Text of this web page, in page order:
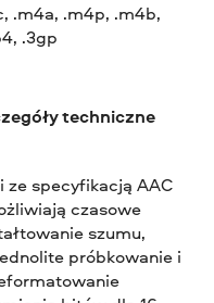
.m4a, .m4p, .m4b,
.3gp
techniczne
ze specyfikacją AAC
czasowe
szumu,
próbkowanie i